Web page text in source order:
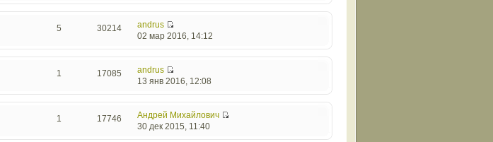
5 30214
andrus
02 мар 2016, 14:12
1 17085
andrus
13 янв 2016, 12:08
1 17746
Андрей Михайлович
30 дек 2015, 11:40